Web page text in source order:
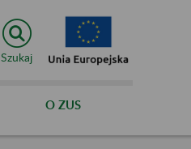
Szukaj
O ZUS